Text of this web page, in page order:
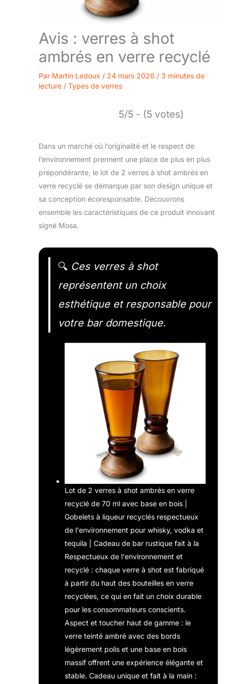
Avis : verres à shot
ambrés en verre recyclé
Par Martin Ledoux / 24 mars 2026 / 3 minutes de
lecture / Types de verres
5/5 - (5 votes)
Dans un marché où l’originalité et le respect de
l’environnement prennent une place de plus en plus
prépondérante, le lot de 2 verres à shot ambrés en
verre recyclé se démarque par son design unique et
sa conception écoresponsable. Découvrons
ensemble les caractéristiques de ce produit innovant
signé Mosa.
🔍 Ces verres à shot
représentent un choix
esthétique et responsable pour
votre bar domestique.
Lot de 2 verres à shot ambrés en verre
recyclé de 70 ml avec base en bois |
Gobelets à liqueur recyclés respectueux
de l'environnement pour whisky, vodka et
tequila | Cadeau de bar rustique fait à la
Respectueux de l'environnement et
recyclé : chaque verre à shot est fabriqué
à partir du haut des bouteilles en verre
recyclées, ce qui en fait un choix durable
pour les consommateurs conscients.
Aspect et toucher haut de gamme : le
verre teinté ambré avec des bords
légèrement polis et une base en bois
massif offrent une expérience élégante et
stable. Cadeau unique et fait à la main :